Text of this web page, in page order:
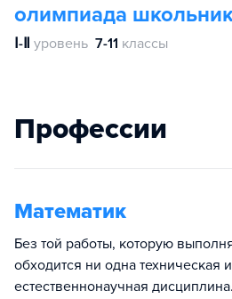
олимпиада
Ⅰ-Ⅱ уровень 7-11 классы
Профессии
Математик
Без той работы, которую
обходится ни одна техническая
естественнонаучная